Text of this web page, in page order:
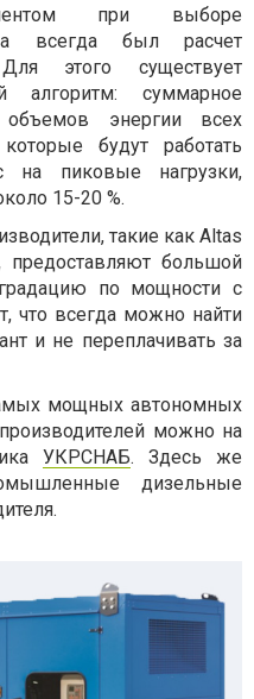
при выборе
всегда был расчет
этого существует
алгоритм: суммарное
объемов энергии всех
будут работать
на пиковые нагрузки,
15-20 %.
такие как Altas
предоставляют большой
по мощности с
что всегда можно найти
и не переплачивать за
мощных автономных
можно на
УКРСНАБ. Здесь же
дизельные